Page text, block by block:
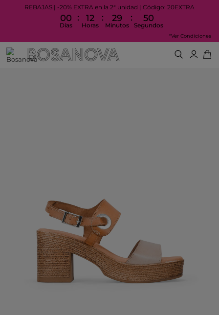
REBAJAS | -20% EXTRA en la 2ª unidad | Código: 20EXTRA
00
Días
: 12
Horas
: 29
Minutos
: 50
Segundos
*Ver Condiciones